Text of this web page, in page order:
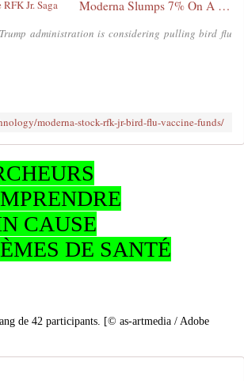
Moderna Slumps 7% On A Surprise Twist In The RFK Jr. Saga
administration is considering pulling bird flu
moderna-stock-rfk-jr-bird-flu-vaccine-funds/
CAUSE
DE SANTÉ
de 42 participants. [© as-artmedia / Adobe